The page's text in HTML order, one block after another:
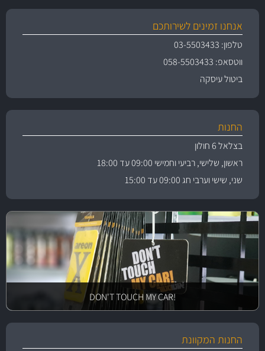
אנחנו זמינים לשירותכם
טלפון: 03-5503433
ווטסאפ: 058-5503433
ביטול עיסקה
החנות
בצלאל 6 חולון
ראשון, שלישי, רביעי וחמישי 09:00 עד 18:00
שני, שישי וערבי חג 09:00 עד 15:00
!DON'T TOUCH MY CAR
החנות המקוונת